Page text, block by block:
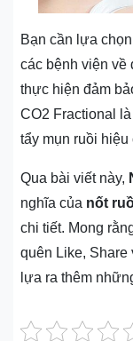
Bạn cần lựa
các bệnh viện về
thực hiện đảm
CO2 Fractional
tẩy mụn ruồi hiệu
Qua bài viết này,
nghĩa của nốt
chi tiết. Mong
quên Like, Share
lựa ra thêm